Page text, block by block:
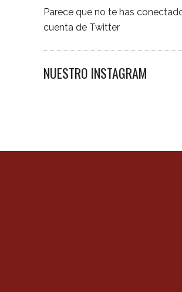
Parece que no te has
cuenta de Twitter
NUESTRO INSTAGRAM